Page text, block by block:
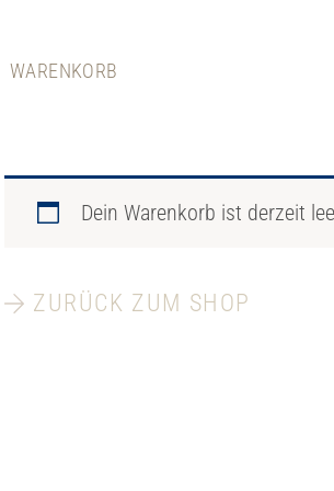
WARENKORB
Dein Warenkorb ist derzeit
ZURÜCK ZUM SHOP